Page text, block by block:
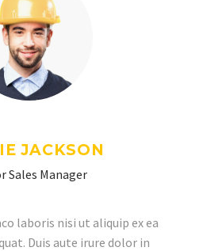
JACKSON
Sales Manager
laboris nisi ut aliquip ex ea
Duis aute irure dolor in